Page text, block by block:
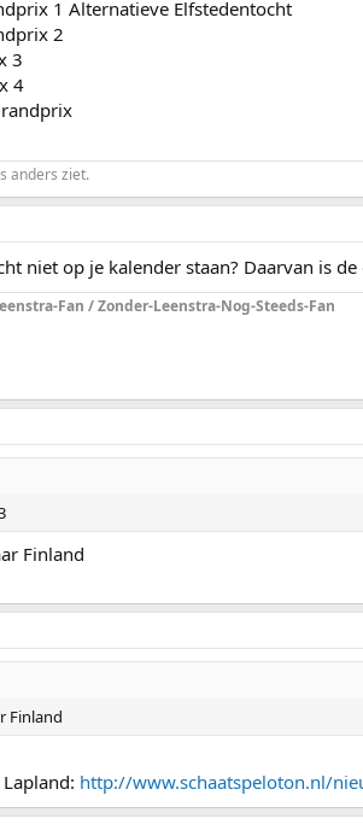
1 Alternatieve Elfstedentocht
2
3
4
anders ziet.
niet op je kalender staan? Daarvan is
Fan / Zonder-Leenstra-Nog-Steeds-Fan
Finland
Finland
http://www.schaatspeloton.nl/